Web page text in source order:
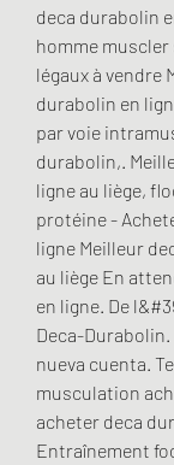
deca durabolin
homme
légaux à vendre
durabolin en
par voie
durabolin,.
ligne au liège,
protéine -
ligne Meilleur
au liège En
en ligne. De
Deca-
nueva cuenta.
musculation
acheter deca
Entraînement